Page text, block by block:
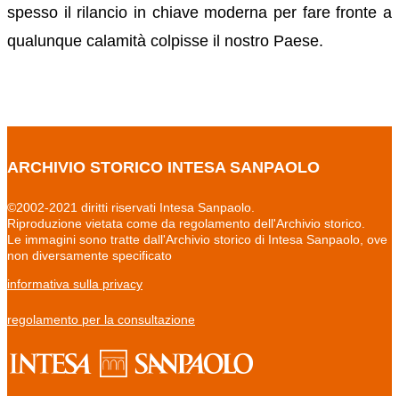
spesso il rilancio in chiave moderna per fare fronte a
qualunque calamità colpisse il nostro Paese.
ARCHIVIO STORICO INTESA SANPAOLO
©2002-2021 diritti riservati Intesa Sanpaolo.
Riproduzione vietata come da regolamento dell'Archivio storico.
Le immagini sono tratte dall'Archivio storico di Intesa Sanpaolo, ove
non diversamente specificato
informativa sulla privacy
regolamento per la consultazione